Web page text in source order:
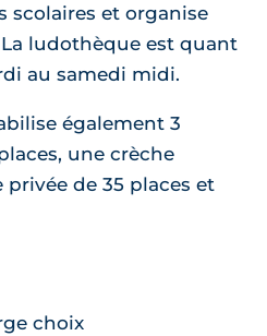
scolaires et organise
ludothèque est quant
au samedi midi.
également 3
une crèche
de 35 places et
choix